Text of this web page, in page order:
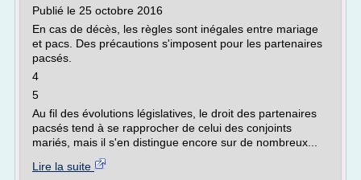
Publié le 25 octobre 2016
En cas de décès, les règles sont inégales entre mariage
et pacs. Des précautions s'imposent pour les partenaires
pacsés.
4
5
Au fil des évolutions législatives, le droit des partenaires
pacsés tend à se rapprocher de celui des conjoints
mariés, mais il s'en distingue encore sur de nombreux...
Lire la suite